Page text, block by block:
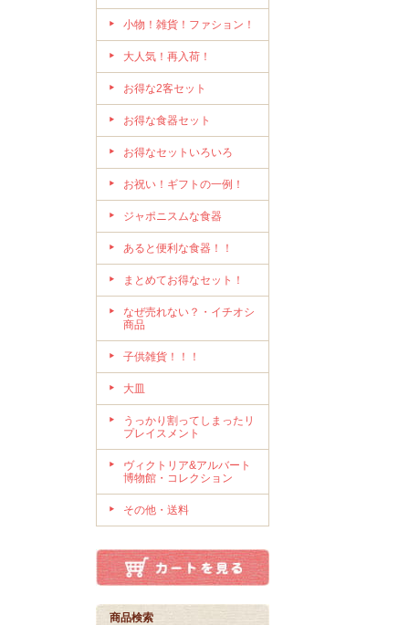
小物！雑貨！ファション！
大人気！再入荷！
お得な2客セット
お得な食器セット
お得なセットいろいろ
お祝い！ギフトの一例！
ジャポニスムな食器
あると便利な食器！！
まとめてお得なセット！
なぜ売れない？・イチオシ
商品
子供雑貨！！！
大皿
うっかり割ってしまったリ
プレイスメント
ヴィクトリア&アルバート
博物館・コレクション
その他・送料
商品検索